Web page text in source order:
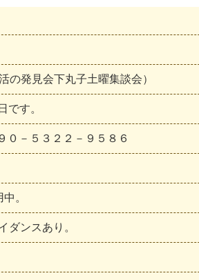
の発 見会下丸子土曜集談会）
日 です。
９ ０ － ５ ３ ２ ２ － ９ ５ ８ ６
中。
ダンスあ り 。